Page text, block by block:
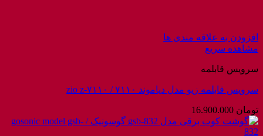
افزودن به علاقه مندی ها
مشاهده سریع
سرویس قابلمه
سرویس قابلمه زیو مدل دیاموند ۷۱۱۰ / zio z-۷۱۱۰
تومان